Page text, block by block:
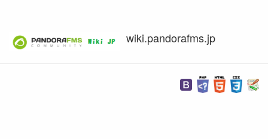
wiki.pandorafms.jp